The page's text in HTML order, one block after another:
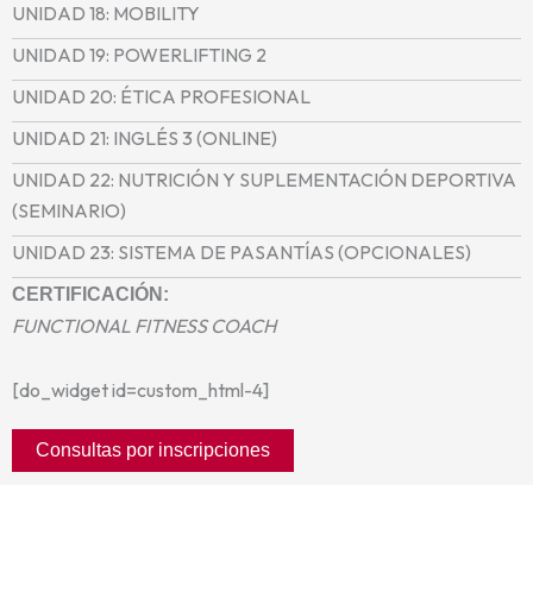
UNIDAD 18: MOBILITY
UNIDAD 19: POWERLIFTING 2
UNIDAD 20: ÉTICA PROFESIONAL
UNIDAD 21: INGLÉS 3 (ONLINE)
UNIDAD 22: NUTRICIÓN Y SUPLEMENTACIÓN DEPORTIVA
(SEMINARIO)
UNIDAD 23: SISTEMA DE PASANTÍAS (OPCIONALES)
CERTIFICACIÓN:
FUNCTIONAL FITNESS COACH
[do_widget id=custom_html-4]
Consultas por inscripciones